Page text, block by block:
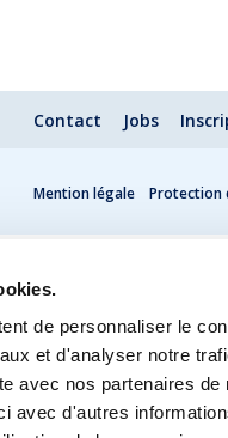
de personnaliser le
et d'analyser notre
avec nos partenaires
avec d'autres
Contact Jobs
Mention légale Protection